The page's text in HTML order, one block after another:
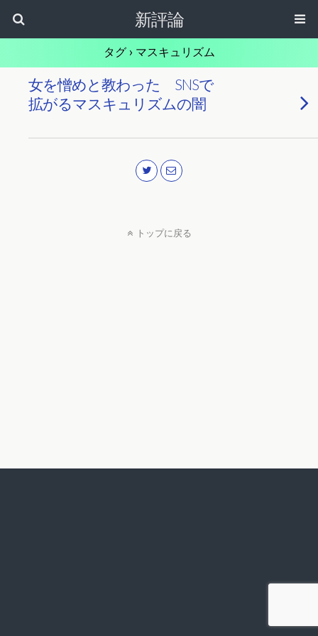
新評論
タグ › マスキュリズム
女を憎めと教わった SNSで
拡がるマスキュリズムの闇
トップに戻る